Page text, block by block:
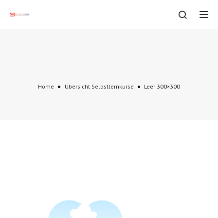
Home Übersicht Selbstlernkurse Leer 300×300